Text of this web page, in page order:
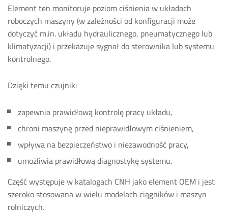
Element ten monitoruje poziom ciśnienia w układach
roboczych maszyny (w zależności od konfiguracji może
dotyczyć m.in. układu hydraulicznego, pneumatycznego lub
klimatyzacji) i przekazuje sygnał do sterownika lub systemu
kontrolnego.
Dzięki temu czujnik:
zapewnia prawidłową kontrolę pracy układu,
chroni maszynę przed nieprawidłowym ciśnieniem,
wpływa na bezpieczeństwo i niezawodność pracy,
umożliwia prawidłową diagnostykę systemu.
Część występuje w katalogach CNH jako element OEM i jest
szeroko stosowana w wielu modelach ciągników i maszyn
rolniczych.